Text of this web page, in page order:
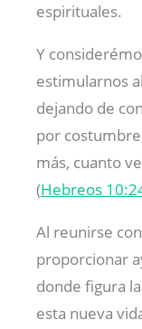
espirituales.
Y
estimularnos
dejando de
por
más, cuanto
(Hebreos
Al reunirse
proporcionar
donde figura
esta nueva